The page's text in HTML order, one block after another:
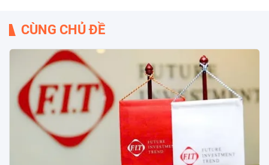
CÙNG CHỦ ĐỀ